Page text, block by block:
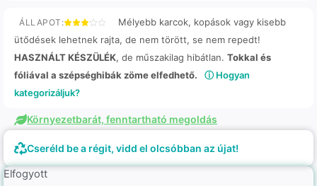
ÁLLAPOT:
Mélyebb karcok, kopások vagy kisebb
ütődések lehetnek rajta, de nem törött, se nem repedt!
HASZNÁLT KÉSZÜLÉK, de műszakilag hibátlan. Tokkal és
fóliával a szépséghibák zöme elfedhető.
ⓘ Hogyan
kategorizáljuk?
Környezetbarát, fenntartható megoldás
Cseréld be a régit, vidd el olcsóbban az újat!
Elfogyott